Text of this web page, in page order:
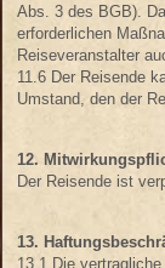
Abs. 3 des BGB).
erforderlichen
Reiseveranstalter
11.6 Der Reisende
Umstand, den der
12.
Der Reisende ist
13.
13.1 Die